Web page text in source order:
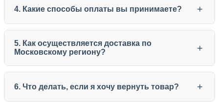
4. Какие способы оплаты вы принимаете? +
5. Как осуществляется доставка по
Московскому региону?
+
6. Что делать, если я хочу вернуть товар? +